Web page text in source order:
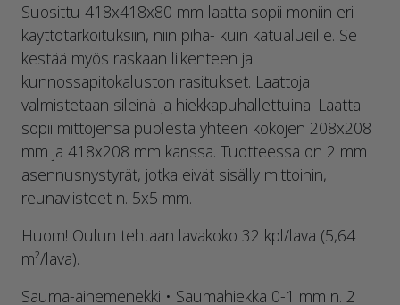
Suosittu 418x418x80 mm laatta sopii moniin eri
käyttötarkoituksiin, niin piha- kuin katualueille. Se
kestää myös raskaan liikenteen ja
kunnossapitokaluston rasitukset. Laattoja
valmistetaan sileinä ja hiekkapuhallettuina. Laatta
sopii mittojensa puolesta yhteen kokojen 208x208
mm ja 418x208 mm kanssa. Tuotteessa on 2 mm
asennusnystyrät, jotka eivät sisälly mittoihin,
reunaviisteet n. 5x5 mm.
Huom! Oulun tehtaan lavakoko 32 kpl/lava (5,64
m²/lava).
Sauma-ainemenekki • Saumahiekka 0-1 mm n. 2